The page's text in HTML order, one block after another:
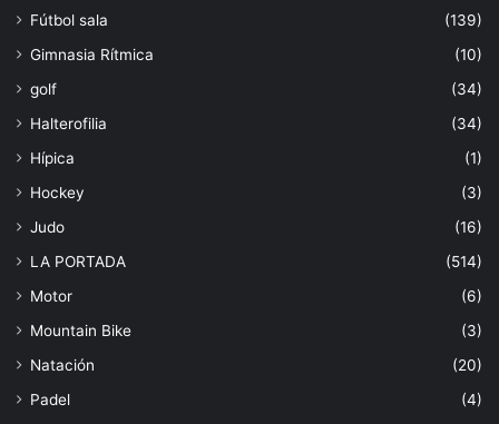
Fútbol sala
(139)
Gimnasia Rítmica
(10)
golf
(34)
Halterofilia
(34)
Hípica
(1)
Hockey
(3)
Judo
(16)
LA PORTADA
(514)
Motor
(6)
Mountain Bike
(3)
Natación
(20)
Padel
(4)